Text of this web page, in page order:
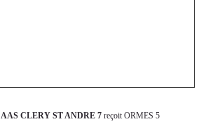
AAS CLERY ST ANDRE 7reçoit ORMES 5